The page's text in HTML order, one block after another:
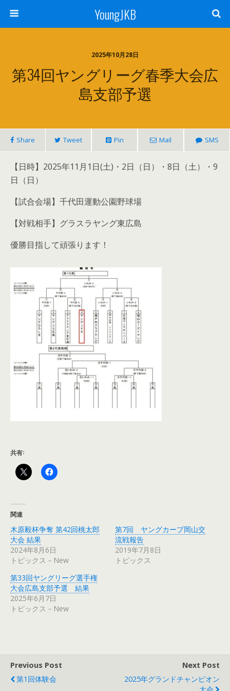
YoungJKB
2025年10月28日
第34回ヤングリーグ春季大会広
島支部予選
Share Tweet Pin Mail SMS
【日時】2025年11月1日(土)・2日（日）・8日（土）・9
日（日）
【試合会場】千代田運動公園野球場
【対戦相手】グラスラヤング東広島
優勝目指して頑張ります！
共有:
関連
木原毅杯争奪 第42回桃太郎
大会 結果
2024年8月6日
トピックス－New
第7回 ヤングカープ岡山交
流戦報告
2019年7月8日
トピックス
第33回ヤングリーグ選手権
大会広島支部予選 結果
2025年6月7日
トピックス－New
Previous Post
第1回体験会
Next Post
2025年グランドチャンピオン